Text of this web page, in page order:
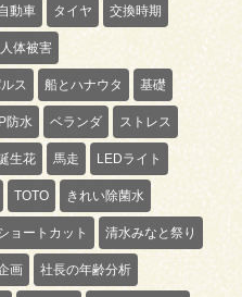
動車 タイヤ 交換時期
人体被害
ス 船とハナウタ 基礎
防水 ベランダ ストレス
生花 馬走 LEDライト
TOTO きれい除菌水
ョートカット 清水みなと祭り
画 社長の年齢分析